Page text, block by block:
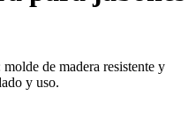
de madera resistente y
y uso.